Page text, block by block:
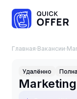
Главная·Вакансии·
Удалённо